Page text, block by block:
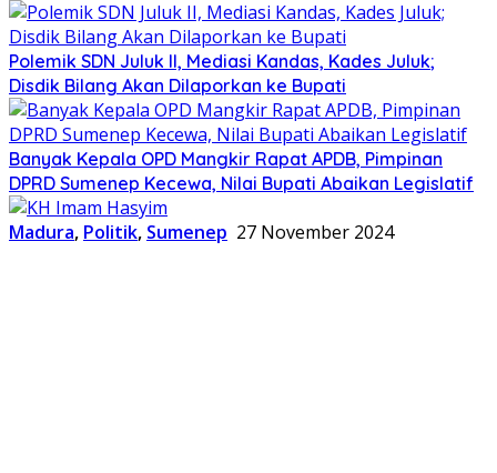
Polemik SDN Juluk II, Mediasi Kandas, Kades Juluk;
Disdik Bilang Akan Dilaporkan ke Bupati
Banyak Kepala OPD Mangkir Rapat APDB, Pimpinan
DPRD Sumenep Kecewa, Nilai Bupati Abaikan Legislatif
Madura, Politik, Sumenep 27 November 2024